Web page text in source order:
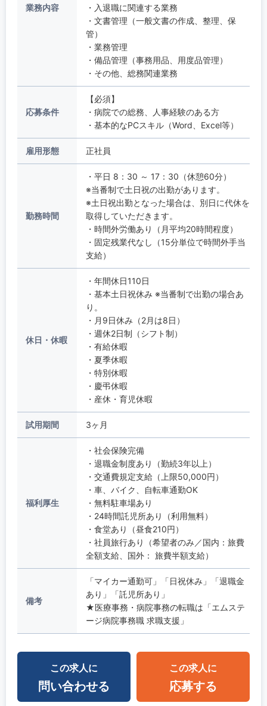
業務内容
・入退職に関連する業務
・文書管理（一般文書の作成、整理、保
管）
・業務管理
・備品管理（事務用品、用度品管理）
・その他、総務関連業務
応募条件
【必須】
・病院での総務、人事経験のある方
・基本的なPCスキル（Word、Excel等）
雇用形態 正社員
勤務時間
・平日 8：30 ～ 17：30（休憩60分）
※当番制で土日祝の出勤があります。
※土日祝出勤となった場合は、別日に代休を
取得していただきます。
・時間外労働あり（月平均20時間程度）
・固定残業代なし（15分単位で時間外手当
支給）
休日・休暇
・年間休日110日
・基本土日祝休み ※当番制で出勤の場合あ
り。
・月9日休み（2月は8日）
・週休2日制（シフト制）
・有給休暇
・夏季休暇
・特別休暇
・慶弔休暇
・産休・育児休暇
試用期間 3ヶ月
福利厚生
・社会保険完備
・退職金制度あり（勤続3年以上）
・交通費規定支給（上限50,000円）
・車、バイク、自転車通勤OK
・無料駐車場あり
・24時間託児所あり（利用無料）
・食堂あり（昼食210円）
・社員旅行あり（希望者のみ／国内：旅費
全額支給、国外： 旅費半額支給）
備考
「マイカー通勤可」「日祝休み」「退職金
あり」「託児所あり」
★医療事務・病院事務の転職は「エムステ
ージ病院事務職 求職支援」
この求人に
問い合わせる
この求人に
応募する